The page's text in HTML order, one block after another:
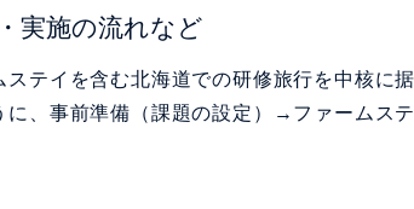
実施の流れなど
ステイを含む北海道での研修旅行を中核に
に、事前準備（課題の設定）→ファームス